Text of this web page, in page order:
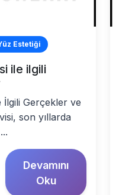
Estetiği
ile ilgili
İlgili Gerçekler ve
son yıllarda
Devamını
Oku